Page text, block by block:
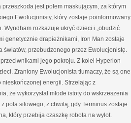
jest polem maskującym, za którym
Ewolucjonisty, który zostaje poinformowany
rozkazuje ukryć dzieci i „obudzić
genetycznie drapieżnikami, Iron Man zostaje
światów, przebudzonego przez Ewolucjonistę.
jego pokroju. Z kolei Hyperion
Zraniony Ewolucjonista tłumaczy, że są one
nieskończonej energii. Strzelając z
że wykorzystał młode istoty do wskrzeszenia
pola siłowego, z chwilą, gdy Terminus zostaje
który przebija czaszkę robota na wylot.